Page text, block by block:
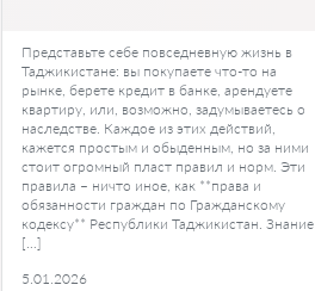
Представьте себе повседневную жизнь в
Таджикистане: вы покупаете что-то на
рынке, берете кредит в банке, арендуете
квартиру, или, возможно, задумываетесь о
наследстве. Каждое из этих действий,
кажется простым и обыденным, но за ними
стоит огромный пласт правил и норм. Эти
правила – ничто иное, как **права и
обязанности граждан по Гражданскому
кодексу** Республики Таджикистан. Знание
[…]
5.01.2026